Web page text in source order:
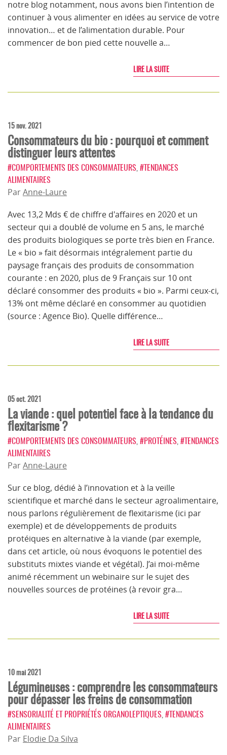
notre blog notamment, nous avons bien l’intention de
continuer à vous alimenter en idées au service de votre
innovation… et de l’alimentation durable. Pour
commencer de bon pied cette nouvelle a…
LIRE LA SUITE
15 nov. 2021
Consommateurs du bio : pourquoi et comment
distinguer leurs attentes
#COMPORTEMENTS DES CONSOMMATEURS #TENDANCES
ALIMENTAIRES
ParAnne-Laure
Avec 13,2 Mds € de chiffre d'affaires en 2020 et un
secteur qui a doublé de volume en 5 ans, le marché
des produits biologiques se porte très bien en France.
Le « bio » fait désormais intégralement partie du
paysage français des produits de consommation
courante : en 2020, plus de 9 Français sur 10 ont
déclaré consommer des produits « bio ». Parmi ceux-ci,
13% ont même déclaré en consommer au quotidien
(source : Agence Bio). Quelle différence…
LIRE LA SUITE
05 oct. 2021
La viande : quel potentiel face à la tendance du
flexitarisme ?
#COMPORTEMENTS DES CONSOMMATEURS #PROTÉINES #TENDANCES
ALIMENTAIRES
ParAnne-Laure
Sur ce blog, dédié à l’innovation et à la veille
scientifique et marché dans le secteur agroalimentaire,
nous parlons régulièrement de flexitarisme (ici par
exemple) et de développements de produits
protéiques en alternative à la viande (par exemple,
dans cet article, où nous évoquons le potentiel des
substituts mixtes viande et végétal). J’ai moi-même
animé récemment un webinaire sur le sujet des
nouvelles sources de protéines (à revoir gra…
LIRE LA SUITE
10 mai 2021
Légumineuses : comprendre les consommateurs
pour dépasser les freins de consommation
#SENSORIALITÉ ET PROPRIÉTÉS ORGANOLEPTIQUES #TENDANCES
ALIMENTAIRES
Par Elodie Da Silva